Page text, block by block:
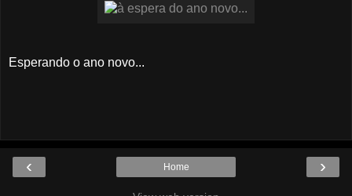
Esperando o ano novo...
‹ ›
Home